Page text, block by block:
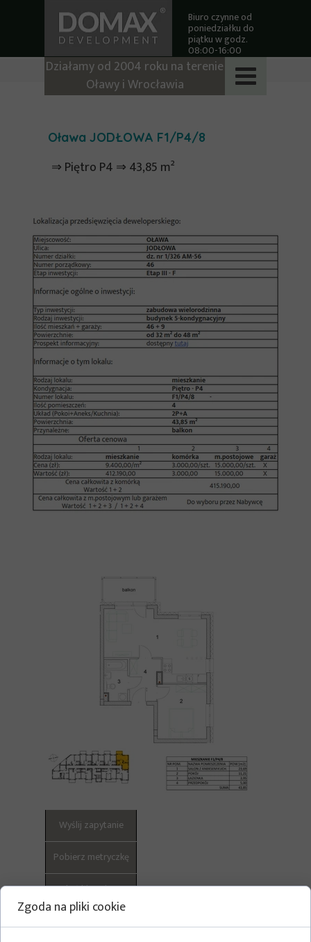
Biuro czynne od
poniedziałku do
piątku w godz.
08:00-16:00
Działamy od 2004 roku na terenie
Oławy i Wrocławia
Oława JODŁOWA F1/P4/8
⇒ Piętro P4 ⇒ 43,85 m²
Wyślij zapytanie
Pobierz metryczkę
Pokaż historię cen
Zgoda na pliki cookie